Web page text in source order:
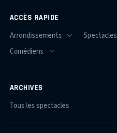
ACCÈS RAPIDE
ARCHIVES
Tous les spectacles